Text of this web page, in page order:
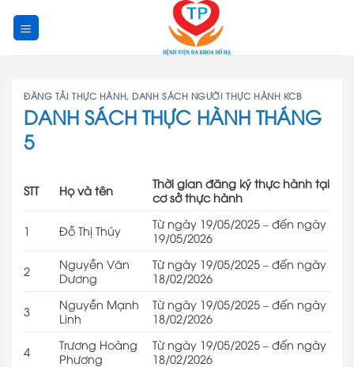
ĐĂNG TẢI THỰC HÀNH,DANH SÁCH NGƯỜI THỰC HÀNH KCB
DANH SÁCH THỰC HÀNH THÁNG
5
STT Họ và tên
Thời gian đăng ký thực hành tại
cơ sở thực hành
1 Đỗ Thị Thúy
Từ ngày 19/05/2025 – đến ngày
19/05/2026
2
Nguyễn Văn
Dương
Từ ngày 19/05/2025 – đến ngày
18/02/2026
3
Nguyễn Mạnh
Linh
Từ ngày 19/05/2025 – đến ngày
18/02/2026
4
Trương Hoàng
Phương
Từ ngày 19/05/2025 – đến ngày
18/02/2026